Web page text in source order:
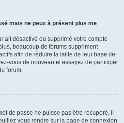
mais ne peux à présent plus me
ait désactivé ou supprimé votre compte
beaucoup de forums suppriment
afin de réduire la taille de leur base de
vous de nouveau et essayez de participer
forum.
de passe ne puisse pas être récupéré, il
vous rendre sur la page de connexion